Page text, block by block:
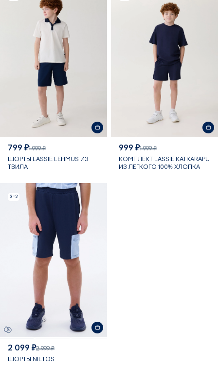
799 ₽1 999 ₽
ШОРТЫ LASSIE LEHMUS ИЗ
ТВИЛА
999 ₽1 999 ₽
КОМПЛЕКТ LASSIE KATKARAPU
ИЗ ЛЕГКОГО 100% ХЛОПКА
3=2
2 099 ₽2 999 ₽
ШОРТЫ NIETOS